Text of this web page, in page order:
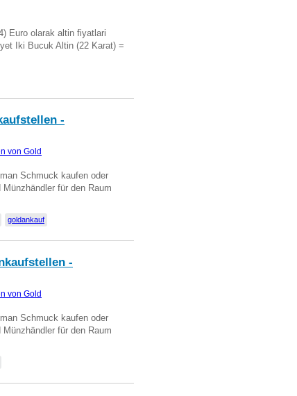
Euro olarak altin fiyatlari
Iki Bucuk Altin (22 Karat) =
-
von Gold
Schmuck kaufen oder
für den Raum
goldankauf
-
von Gold
Schmuck kaufen oder
für den Raum